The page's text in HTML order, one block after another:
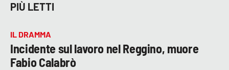
PIÙ LETTI
IL DRAMMA
Incidente sul lavoro nel Reggino, muore
Fabio Calabrò